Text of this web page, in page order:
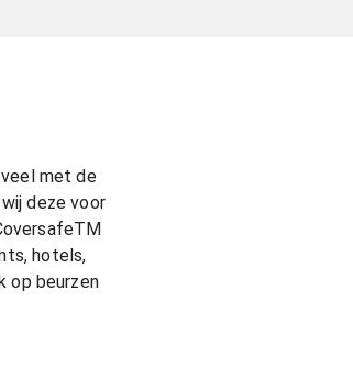
veel met de
deze voor
hotels,
op beurzen